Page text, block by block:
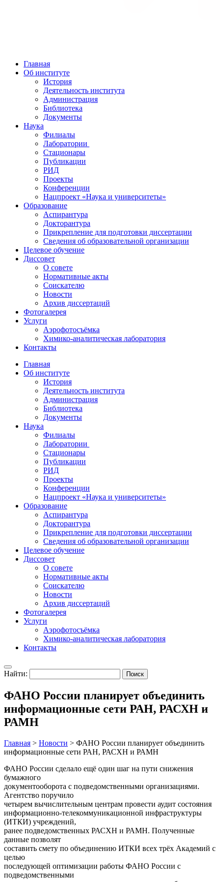
Главная
Об институте
История
Деятельность института
Администрация
Библиотека
Документы
Наука
Филиалы
Лаборатории
Стационары
Публикации
РИД
Проекты
Конференции
Нацпроект «Наука и университеты»
Образование
Аспирантура
Докторантура
Прикрепление для подготовки диссертации
Сведения об образовательной организации
Целевое обучение
Диссовет
О совете
Нормативные акты
Соискателю
Новости
Архив диссертаций
Фотогалерея
Услуги
Аэрофотосъёмка
Химико-аналитическая лаборатория
Контакты
Главная
Об институте
История
Деятельность института
Администрация
Библиотека
Документы
Наука
Филиалы
Лаборатории
Стационары
Публикации
РИД
Проекты
Конференции
Нацпроект «Наука и университеты»
Образование
Аспирантура
Докторантура
Прикрепление для подготовки диссертации
Сведения об образовательной организации
Целевое обучение
Диссовет
О совете
Нормативные акты
Соискателю
Новости
Архив диссертаций
Фотогалерея
Услуги
Аэрофотосъёмка
Химико-аналитическая лаборатория
Контакты
Найти:
ФАНО России планирует объединить
информационные сети РАН, РАСХН и
РАМН
Главная > Новости > ФАНО России планирует объединить
информационные сети РАН, РАСХН и РАМН
ФАНО России сделало ещё один шаг на пути снижения
бумажного
документооборота с подведомственными организациями.
Агентство поручило
четырем вычислительным центрам провести аудит состояния
информационно-телекоммуникационной инфраструктуры
(ИТКИ) учреждений,
ранее подведомственных РАСХН и РАМН. Полученные
данные позволят
составить смету по объединению ИТКИ всех трёх Академий с
целью
последующей оптимизации работы ФАНО России с
подведомственными